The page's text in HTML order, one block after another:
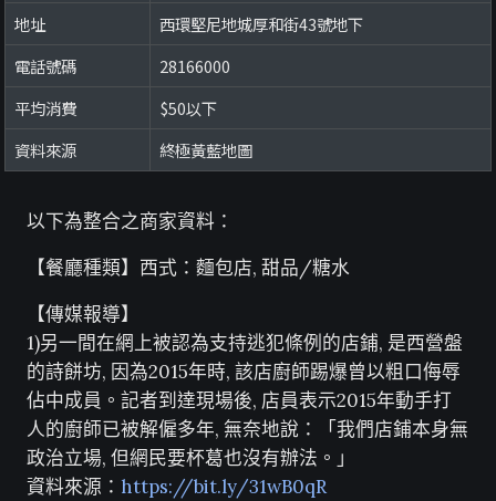
地址
西環堅尼地城厚和街43號地下
電話號碼
28166000
平均消費
$50以下
資料來源
終極黃藍地圖
以下為整合之商家資料：
【餐廳種類】西式：麵包店, 甜品/糖水
【傳媒報導】
1)另一間在網上被認為支持逃犯條例的店鋪, 是西營盤
的詩餅坊, 因為2015年時, 該店廚師踢爆曾以粗口侮辱
佔中成員。記者到達現場後, 店員表示2015年動手打
人的廚師已被解僱多年, 無奈地說：「我們店鋪本身無
政治立場, 但網民要杯葛也沒有辦法。」
資料來源： https://bit.ly/31wB0qR